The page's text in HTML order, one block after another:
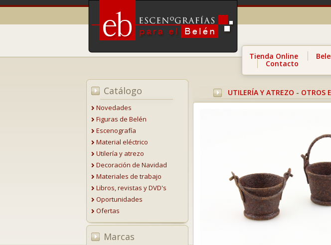
Tienda Online
Contacto
Catálogo
Novedades
Figuras de Belén
Escenografía
Material eléctrico
Utilería y atrezo
Decoración de Navidad
Materiales de trabajo
Libros, revistas y DVD's
Oportunidades
Ofertas
Marcas
UTILERÍA Y ATREZO - OTROS